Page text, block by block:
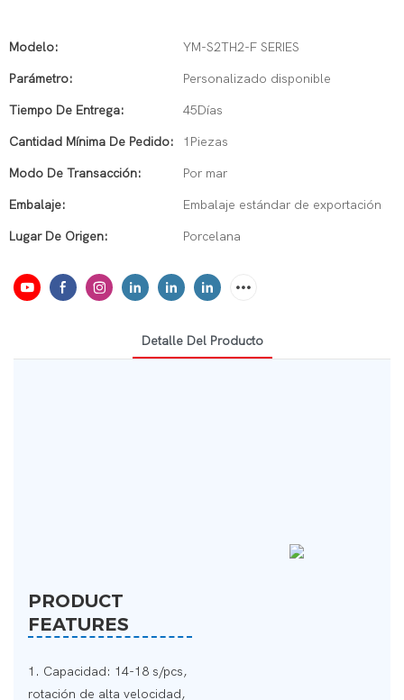
Modelo: YM-S2TH2-F SERIES
Parámetro: Personalizado disponible
Tiempo De Entrega: 45Días
Cantidad Mínima De Pedido: 1Piezas
Modo De Transacción: Por mar
Embalaje: Embalaje estándar de exportación
Lugar De Origen: Porcelana
Detalle Del Producto
PRODUCT
FEATURES
1. Capacidad: 14-18 s/pcs,
rotación de alta velocidad,